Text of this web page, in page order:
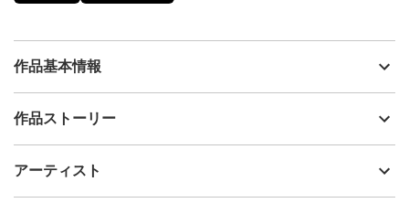
作品基本情報
出品者
制作年
作品ストーリー
花が咲いたことを誇らしく思っています。
アーティスト